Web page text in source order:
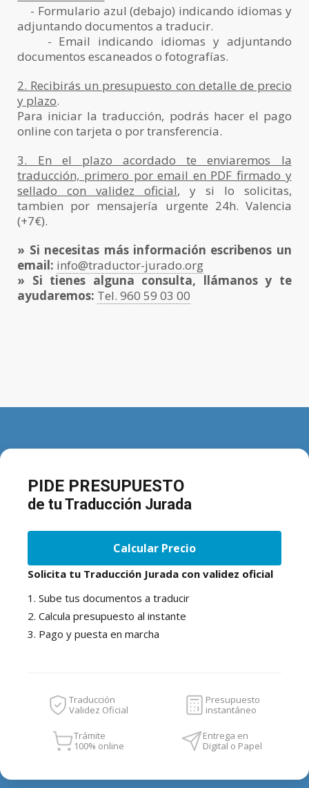
- Formulario azul (debajo) indicando idiomas y
adjuntando documentos a traducir.
- Email indicando idiomas y adjuntando
documentos escaneados o fotografías.
2. Recibirás un presupuesto con detalle de precio
y plazo.
Para iniciar la traducción, podrás hacer el pago
online con tarjeta o por transferencia.
3. En el plazo acordado te enviaremos la
traducción, primero por email en PDF firmado y
sellado con validez oficial, y si lo solicitas,
tambien por mensajería urgente 24h. Valencia
(+7€).
» Si necesitas más información escribenos un
email: info@traductor-jurado.org
» Si tienes alguna consulta, llámanos y te
ayudaremos: Tel. 960 59 03 00
PIDE PRESUPUESTO
de tu Traducción Jurada
Calcular Precio
Solicita tu Traducción Jurada con validez oficial
1. Sube tus documentos a traducir
2. Calcula presupuesto al instante
3. Pago y puesta en marcha
Traducción
Validez Oficial
Presupuesto
instantáneo
Trámite
100% online
Entrega en
Digital o Papel